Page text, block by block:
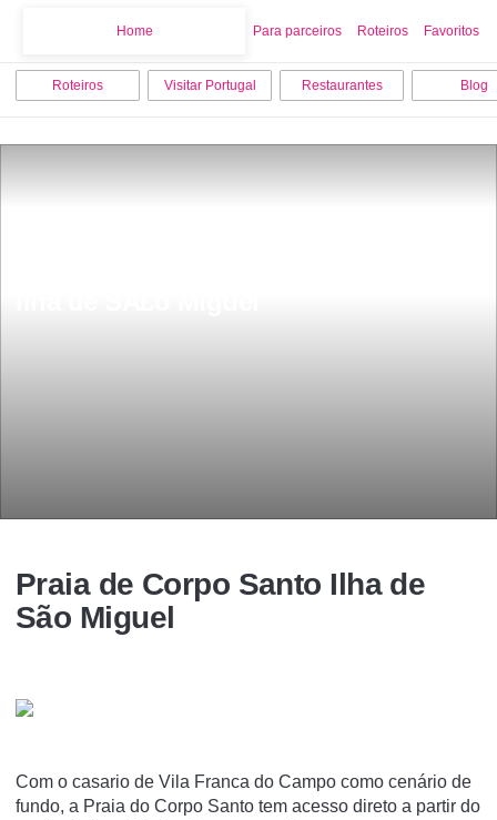
Home Para parceiros Roteiros Favoritos
Roteiros Visitar Portugal Restaurantes Blog
Praia de Corpo Santo Ilha de
São Miguel
Com o casario de Vila Franca do Campo como cenário de
fundo, a Praia do Corpo Santo tem acesso direto a partir do